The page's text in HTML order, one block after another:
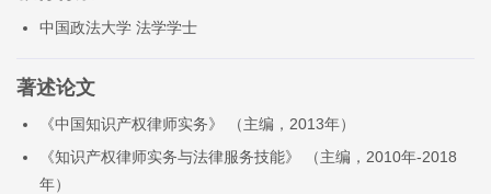
中国政法大学 法学学士
著述论文
《中国知识产权律师实务》 （主编，2013年）
《知识产权律师实务与法律服务技能》 （主编，2010年-2018
年）